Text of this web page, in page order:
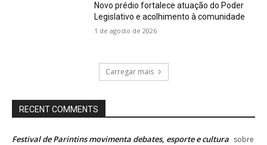
Novo prédio fortalece atuação do Poder
Legislativo e acolhimento à comunidade
1 de agosto de 2026
Carregar mais
RECENT COMMENTS
Festival de Parintins movimenta debates, esporte e cultura sobre